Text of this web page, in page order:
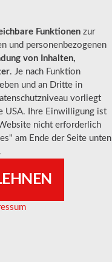
Funktionen zur
und personenbezogenen
von Inhalten,
. Je nach Funktion
und an Dritte in
vorliegt
USA. Ihre Einwilligung ist
nicht erforderlich
am Ende der Seite unten